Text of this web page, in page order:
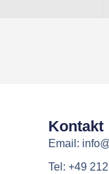
Kontakt
Email:
Tel: +49